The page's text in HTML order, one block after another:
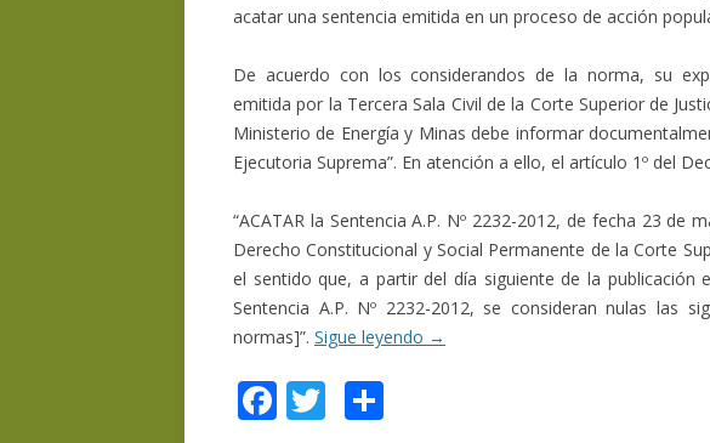
acatar una sentencia emitida en un proceso de acción
De acuerdo con los considerandos de la norma, su
emitida por la Tercera Sala Civil de la Corte Superior de
Ministerio de Energía y Minas debe informar
Ejecutoria Suprema”. En atención a ello, el artículo 1º del
“ACATAR la Sentencia A.P. Nº 2232-2012, de fecha 23 de
Derecho Constitucional y Social Permanente de la Corte
el sentido que, a partir del día siguiente de la publicación
Sentencia A.P. Nº 2232-2012, se consideran nulas las
normas]”. Sigue leyendo →
F T